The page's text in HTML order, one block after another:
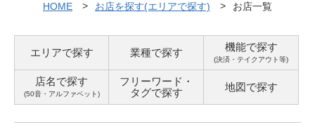
HOME お店を探す(エリアで探す) お店一覧
エリアで探す 業種で探す 機能で探す
(決済・テイクアウト等)
店名で探す
(50音・アルファベット)
フリーワード・
タグで探す 地図で探す